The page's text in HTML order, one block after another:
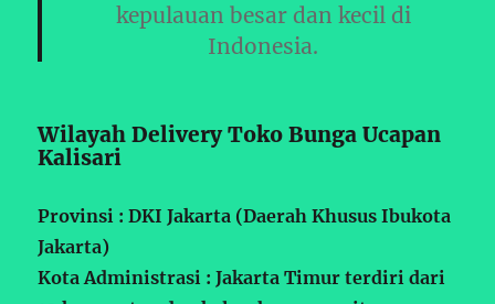
kepulauan besar dan kecil di
Indonesia.
Wilayah Delivery Toko Bunga Ucapan
Kalisari
Provinsi : DKI Jakarta (Daerah Khusus Ibukota
Jakarta)
Kota Administrasi : Jakarta Timur terdiri dari